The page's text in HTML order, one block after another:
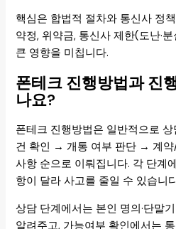
핵심은 합법적 절차와 통신사 정
약정, 위약금, 통신사 제한(도난·
큰 영향을 미칩니다.
폰테크 진행방법과 진
나요?
폰테크 진행방법은 일반적으로
건 확인 → 개통 여부 판단 → 계
사항 순으로 이뤄집니다. 각 단계
항이 달라 사고를 줄일 수 있습니
상담 단계에서는 본인 명의·단말
알려주고, 가능여부 확인에서는